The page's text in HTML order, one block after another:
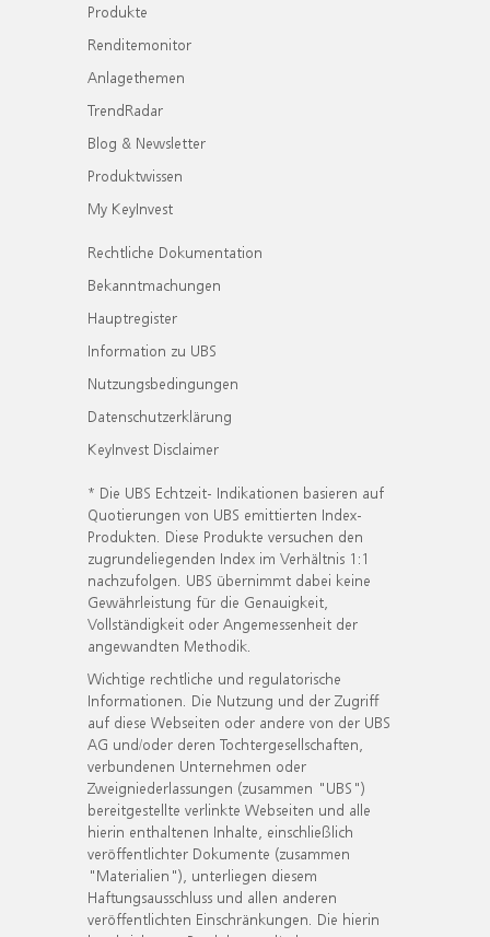
Produkte
Renditemonitor
Anlagethemen
TrendRadar
Blog & Newsletter
Produktwissen
My KeyInvest
Rechtliche Dokumentation
Bekanntmachungen
Hauptregister
Information zu UBS
Nutzungsbedingungen
Datenschutzerklärung
KeyInvest Disclaimer
* Die UBS Echtzeit- Indikationen basieren auf
Quotierungen von UBS emittierten Index-
Produkten. Diese Produkte versuchen den
zugrundeliegenden Index im Verhältnis 1:1
nachzufolgen. UBS übernimmt dabei keine
Gewährleistung für die Genauigkeit,
Vollständigkeit oder Angemessenheit der
angewandten Methodik.
Wichtige rechtliche und regulatorische
Informationen. Die Nutzung und der Zugriff
auf diese Webseiten oder andere von der UBS
AG und/oder deren Tochtergesellschaften,
verbundenen Unternehmen oder
Zweigniederlassungen (zusammen "UBS")
bereitgestellte verlinkte Webseiten und alle
hierin enthaltenen Inhalte, einschließlich
veröffentlichter Dokumente (zusammen
"Materialien"), unterliegen diesem
Haftungsausschluss und allen anderen
veröffentlichten Einschränkungen. Die hierin